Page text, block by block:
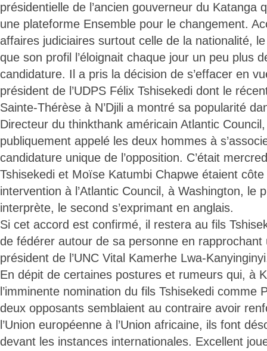
présidentielle de l’ancien gouverneur du Katanga
une plateforme Ensemble pour le changement.
affaires judiciaires surtout celle de la nationalité,
que son profil l’éloignait chaque jour un peu plus
candidature. Il a pris la décision de s’effacer en
président de l’UDPS Félix Tshisekedi dont le
Sainte-Thérèse à N’Djili a montré sa popularité
Directeur du thinkthank américain Atlantic
publiquement appelé les deux hommes à
candidature unique de l’opposition. C’était
Tshisekedi et Moïse Katumbi Chapwe étaient côte
intervention à l’Atlantic Council, à Washington, le
interprète, le second s’exprimant en anglais.
Si cet accord est confirmé, il restera au fils
de fédérer autour de sa personne en
président de l’UNC Vital Kamerhe Lwa-
En dépit de certaines postures et rumeurs qui, à
l’imminente nomination du fils Tshisekedi comme
deux opposants semblaient au contraire avoir
l’Union européenne à l’Union africaine, ils font
devant les instances internationales. Excellent